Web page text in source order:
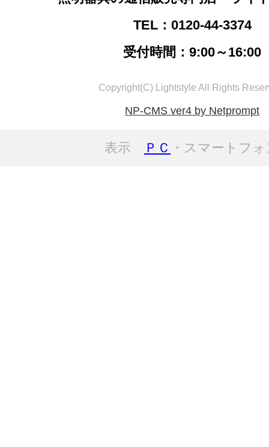
TEL：0120-44-3374
受付時間：9:00～16:00
Copyright(C) Lightstyle All Rights
NP-CMS ver4 by Netprompt
表示 ＰＣ ・スマートフ